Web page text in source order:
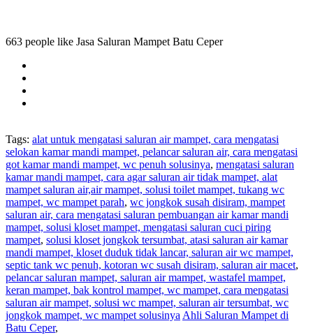
663 people like Jasa Saluran Mampet Batu Ceper
Tags: alat untuk mengatasi saluran air mampet, cara mengatasi
selokan kamar mandi mampet, pelancar saluran air, cara mengatasi
got kamar mandi mampet, wc penuh solusinya, mengatasi saluran
kamar mandi mampet, cara agar saluran air tidak mampet, alat
mampet saluran air,air mampet, solusi toilet mampet, tukang wc
mampet, wc mampet parah, wc jongkok susah disiram, mampet
saluran air, cara mengatasi saluran pembuangan air kamar mandi
mampet, solusi kloset mampet, mengatasi saluran cuci piring
mampet, solusi kloset jongkok tersumbat, atasi saluran air kamar
mandi mampet, kloset duduk tidak lancar, saluran air wc mampet,
septic tank wc penuh, kotoran wc susah disiram, saluran air macet,
pelancar saluran mampet, saluran air mampet, wastafel mampet,
keran mampet, bak kontrol mampet, wc mampet, cara mengatasi
saluran air mampet, solusi wc mampet, saluran air tersumbat, wc
jongkok mampet, wc mampet solusinya Ahli Saluran Mampet di
Batu Ceper,